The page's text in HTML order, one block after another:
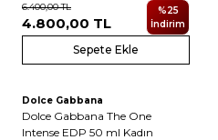
6.400,00TL
4.800,00 TL
%25
İndirim
Sepete Ekle
Yeni
2
Dolce Gabbana
Dolce Gabbana The One
Intense EDP 50 ml Kadın